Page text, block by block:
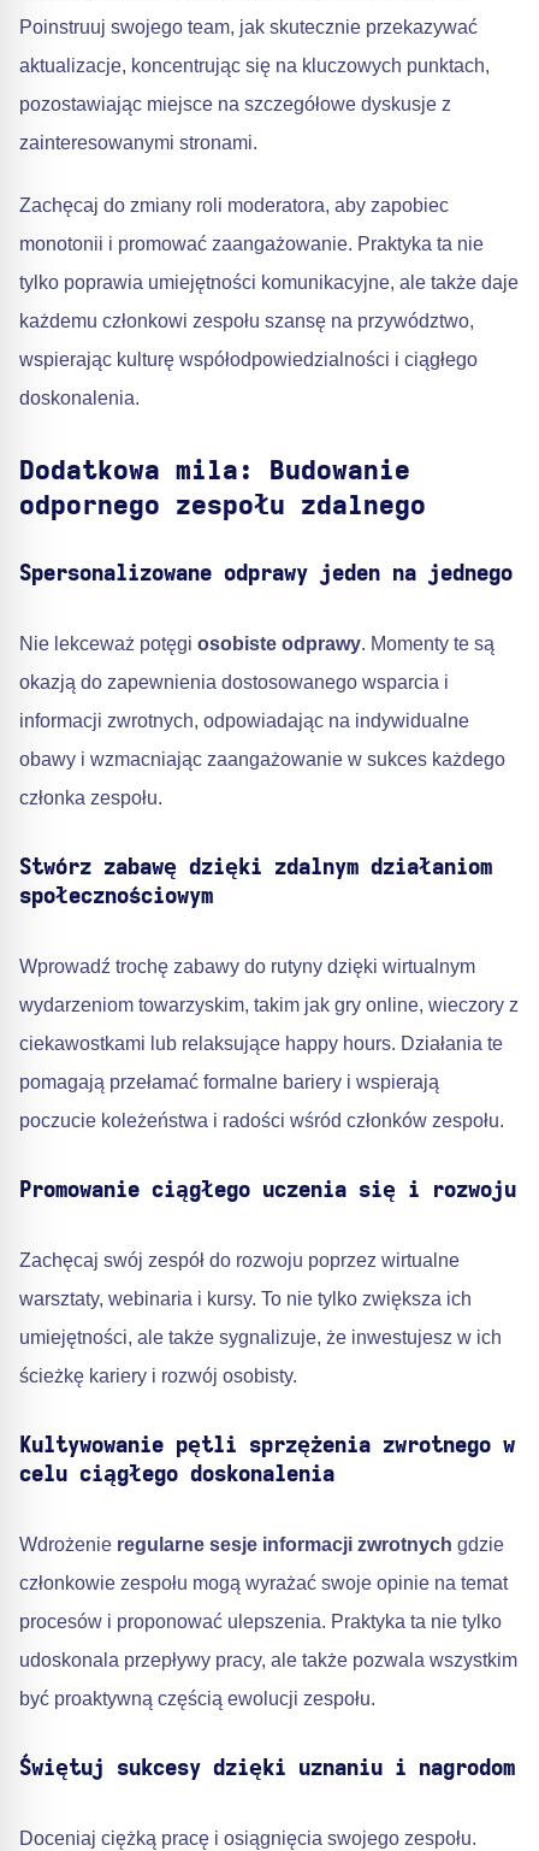
Poinstruuj swojego team, jak skutecznie przekazywać
aktualizacje, koncentrując się na kluczowych punktach,
pozostawiając miejsce na szczegółowe dyskusje z
zainteresowanymi stronami.
Zachęcaj do zmiany roli moderatora, aby zapobiec
monotonii i promować zaangażowanie. Praktyka ta nie
tylko poprawia umiejętności komunikacyjne, ale także daje
każdemu członkowi zespołu szansę na przywództwo,
wspierając kulturę współodpowiedzialności i ciągłego
doskonalenia.
Dodatkowa mila: Budowanie
odpornego zespołu zdalnego
Spersonalizowane odprawy jeden na jednego
Nie lekceważ potęgi osobiste odprawy. Momenty te są
okazją do zapewnienia dostosowanego wsparcia i
informacji zwrotnych, odpowiadając na indywidualne
obawy i wzmacniając zaangażowanie w sukces każdego
członka zespołu.
Stwórz zabawę dzięki zdalnym działaniom
społecznościowym
Wprowadź trochę zabawy do rutyny dzięki wirtualnym
wydarzeniom towarzyskim, takim jak gry online, wieczory z
ciekawostkami lub relaksujące happy hours. Działania te
pomagają przełamać formalne bariery i wspierają
poczucie koleżeństwa i radości wśród członków zespołu.
Promowanie ciągłego uczenia się i rozwoju
Zachęcaj swój zespół do rozwoju poprzez wirtualne
warsztaty, webinaria i kursy. To nie tylko zwiększa ich
umiejętności, ale także sygnalizuje, że inwestujesz w ich
ścieżkę kariery i rozwój osobisty.
Kultywowanie pętli sprzężenia zwrotnego w
celu ciągłego doskonalenia
Wdrożenie regularne sesje informacji zwrotnych gdzie
członkowie zespołu mogą wyrażać swoje opinie na temat
procesów i proponować ulepszenia. Praktyka ta nie tylko
udoskonala przepływy pracy, ale także pozwala wszystkim
być proaktywną częścią ewolucji zespołu.
Świętuj sukcesy dzięki uznaniu i nagrodom
Doceniaj ciężką pracę i osiągnięcia swojego zespołu.